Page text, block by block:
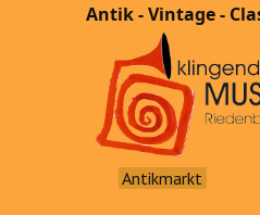
Antik - Vintage -
Antikmarkt